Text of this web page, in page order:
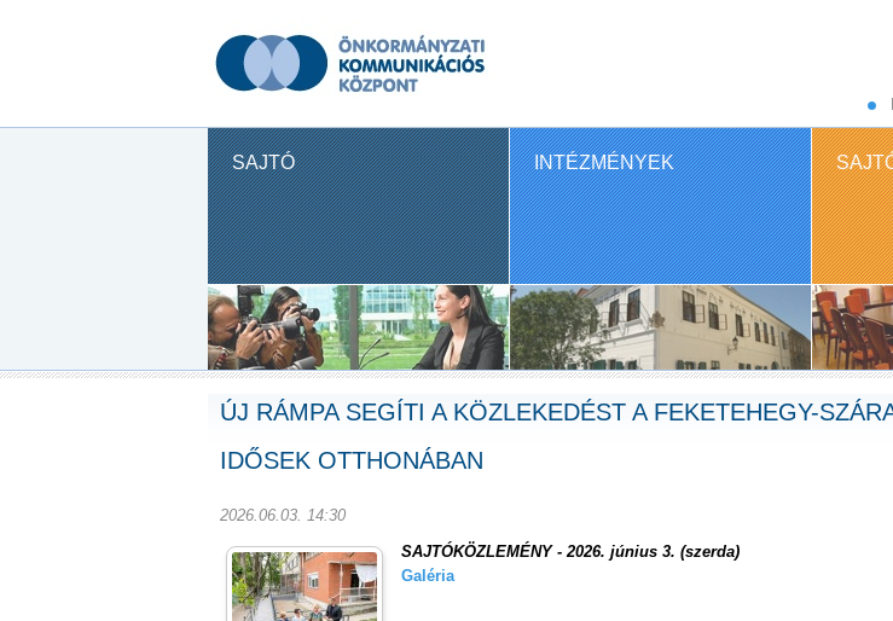
SAJTÓ INTÉZMÉNYEK
ÚJ RÁMPA SEGÍTI A KÖZLEKEDÉST A FEKETEHEGY-
IDŐSEK OTTHONÁBAN
2026.06.03. 14:30
SAJTÓKÖZLEMÉNY - 2026. június 3. (szerda)
Galéria